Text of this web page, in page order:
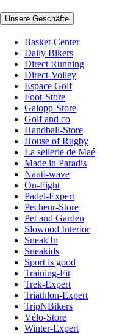
Unsere Geschäfte
Basket-Center
Daily Bikers
Direct Running
Direct-Volley
Espace Golf
Foot-Store
Galopp-Store
Golf and co
Handball-Store
House of Rugby
La sellerie de Maé
Made in Paradis
Nauti-wave
On-Fight
Padel-Expert
Pecheur-Store
Pet and Garden
Slowood Interior
Sneak'In
Sneakids
Sport is good
Training-Fit
Trek-Expert
Triathlon-Expert
TripNBikers
Vélo-Store
Winter-Expert